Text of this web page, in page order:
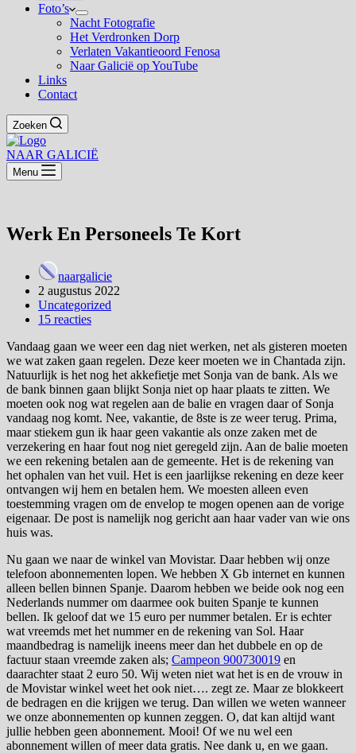
Foto’s
Nacht Fotografie
Het Verdronken Dorp
Verlaten Vakantieoord Fenosa
Naar Galicië op YouTube
Links
Contact
Zoeken
NAAR GALICIË
Menu
Werk En Personeels Te Kort
naargalicie
2 augustus 2022
Uncategorized
15 reacties
Vandaag gaan we weer een dag niet werken, net als gisteren moeten
we wat zaken gaan regelen. Deze keer moeten we in Chantada zijn.
Natuurlijk is het nog het akkefietje met Sonja van de bank. Als we
de bank binnen gaan blijkt Sonja niet op haar plaats te zitten. We
moeten ook nog wat regelen aan de balie en vragen daar of Sonja
vandaag nog komt. Nee, vakantie, de 8ste is ze weer terug. Prima,
maar stiekem gun ik haar geen vakantie als onze zaken met de
verzekering en haar fout nog niet geregeld zijn. Aan de balie moeten
we een rekening betalen aan de gemeente. Het is de rekening van
het ophalen van het vuil. Het is een jaarlijkse rekening en deze keer
ontvangen wij hem en betalen hem. We moesten alleen even
toestemming vragen om de envelop te mogen openen aan de vorige
eigenaar. De post is namelijk nog gericht aan haar vader van wie ons
huis was.
Nu gaan we naar de winkel van Movistar. Daar hebben wij onze
telefoon abonnementen lopen. We hebben X Gb internet en kunnen
alleen bellen binnen Spanje. Daarom hebben we beide ook nog een
Nederlands nummer om daarmee ook buiten Spanje te kunnen
bellen. Ik geloof dat we 15 euro per nummer betalen. Er is echter
wat vreemds met het nummer en de rekening van Sol. Haar
maandbedrag is namelijk ineens meer dan het dubbele en op de
factuur staan vreemde zaken als; Campeon 900730019 en
daarachter staat 2 euro 50. Wij weten niet wat het is en de vrouw in
de Movistar winkel weet het ook niet…. zegt ze. Maar ze blokkeert
de bedragen en die krijgen we terug. Dan willen we weten wanneer
we onze abonnementen op kunnen zeggen. O, dat kan altijd want
jullie hebben geen abonnement. Mooi! Of we nu wel een
abonnement willen of meer data gratis. Nee dank u, en we gaan.